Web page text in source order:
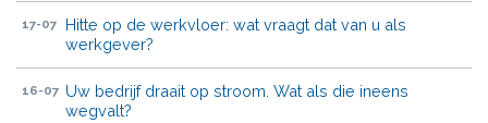
17-07
Hitte op de werkvloer: wat vraagt dat van u als
werkgever?
16-07 Uw bedrijf draait op stroom. Wat als die ineens
wegvalt?